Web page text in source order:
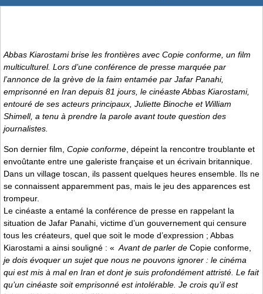
Abbas Kiarostami brise les frontières avec Copie conforme , un film
multiculturel. Lors d’une conférence de presse marquée par
l’annonce de la grève de la faim entamée par Jafar Panahi,
emprisonné en Iran depuis 81 jours, le cinéaste Abbas Kiarostami,
entouré de ses acteurs principaux, Juliette Binoche et William
Shimell, a tenu à prendre la parole avant toute question des
journalistes.
Son dernier film, Copie conforme, dépeint la rencontre troublante et
envoûtante entre une galeriste française et un écrivain britannique.
Dans un village toscan, ils passent quelques heures ensemble. Ils ne
se connaissent apparemment pas, mais le jeu des apparences est
trompeur.
Le cinéaste a entamé la conférence de presse en rappelant la
situation de Jafar Panahi, victime d’un gouvernement qui censure
tous les créateurs, quel que soit le mode d’expression ; Abbas
Kiarostami a ainsi souligné : « Avant de parler de Copie conforme,
je dois évoquer un sujet que nous ne pouvons ignorer : le cinéma
qui est mis à mal en Iran et dont je suis profondément attristé. Le fait
qu’un cinéaste soit emprisonné est intolérable. Je crois qu’il est